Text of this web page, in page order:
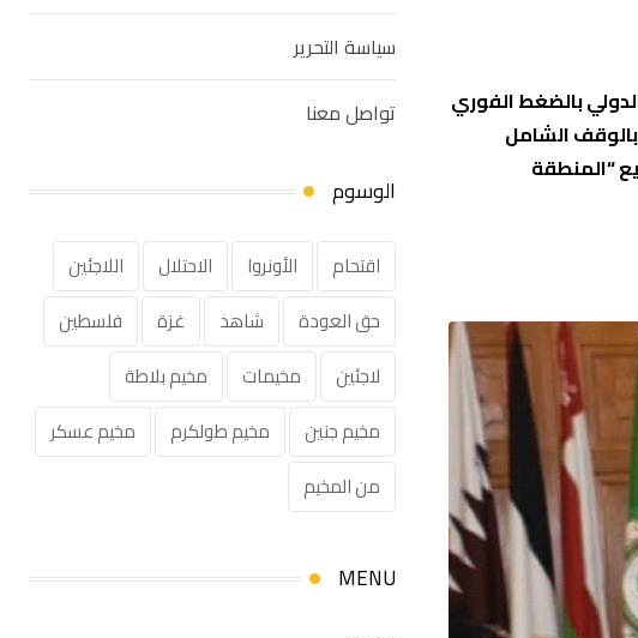
بالضغط الفوري
الأولى القاضية بالوقف الشامل
“المنطقة
سياسة التحرير
تواصل معنا
الوسوم
اقتحام الأونروا الاحتلال
اللاجئين
حق العودة
شاهد غزة
فلسطين
لاجئين
مخيمات
مخيم بلاطة
مخيم جنين
مخيم طولكرم
مخيم عسكر
من المخيم
MENU